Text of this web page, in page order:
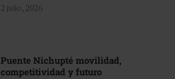
2 julio, 2026
Puente Nichupté movilidad,
competitividad y futuro